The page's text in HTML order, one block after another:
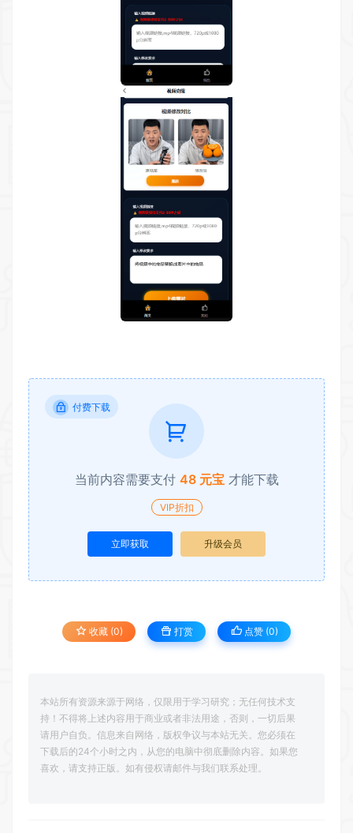
付费下载
当前内容需要支付 48 元宝 才能下载
VIP折扣
立即获取 升级会员
收藏 (0) 打赏 点赞 (0)
本站所有资源来源于网络，仅限用于学习研究；无任何技术支
持！不得将上述内容用于商业或者非法用途，否则，一切后果
请用户自负。信息来自网络，版权争议与本站无关。您必须在
下载后的24个小时之内，从您的电脑中彻底删除内容。如果您
喜欢，请支持正版。如有侵权请邮件与我们联系处理。